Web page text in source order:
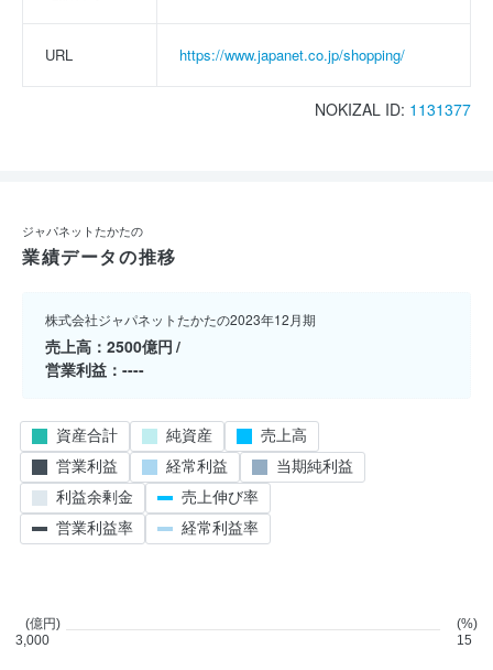
URL https://www.japanet.co.jp/shopping/
NOKIZAL ID: 1131377
ジャパネットたかたの
業績データの推移
株式会社ジャパネットたかたの2023年12月期
売上高
2500億円
営業利益
----
(億円)
3,000
(%)
15
資産合計 純資産
売上高
営業利益
経常利益
当期純利益
利益余剰金
売上伸び率
営業利益率
経常利益率